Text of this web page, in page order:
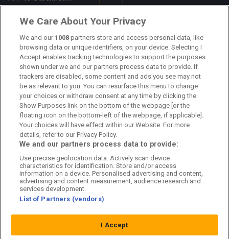
Länkar
Om oss
Kontakta oss
Kundtjänst
Sponsor: Rekatochklart
Annonsera på Fotbolldirekt
Redaktionell policy
Personuppgiftspolicy
Cookiepolicy
Arkiv
We Care About Your Privacy
We and our 1008 partners store and access personal data, like
browsing data or unique identifiers, on your device. Selecting I
Accept enables tracking technologies to support the purposes
shown under we and our partners process data to provide. If
trackers are disabled, some content and ads you see may not
be as relevant to you. You can resurface this menu to change
your choices or withdraw consent at any time by clicking the
Show Purposes link on the bottom of the webpage [or the
floating icon on the bottom-left of the webpage, if applicable].
Your choices will have effect within our Website. For more
details, refer to our Privacy Policy.
We and our partners process data to provide:
Use precise geolocation data. Actively scan device
characteristics for identification. Store and/or access
information on a device. Personalised advertising and content,
advertising and content measurement, audience research and
services development.
List of Partners (vendors)
I Accept